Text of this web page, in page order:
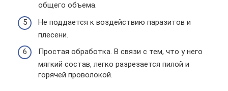
общего объема.
Не поддается к воздействию паразитов и
плесени.
Простая обработка. В связи с тем, что у него
мягкий состав, легко разрезается пилой и
горячей проволокой.